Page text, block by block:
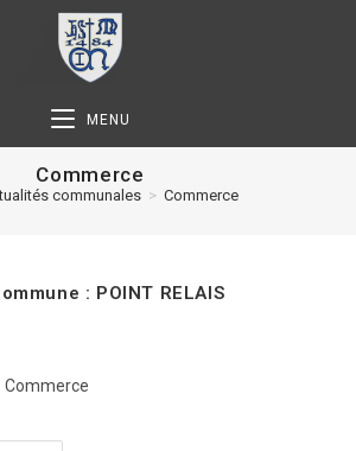
MENU
Commerce
communales > Commerce
: POINT RELAIS
Commerce